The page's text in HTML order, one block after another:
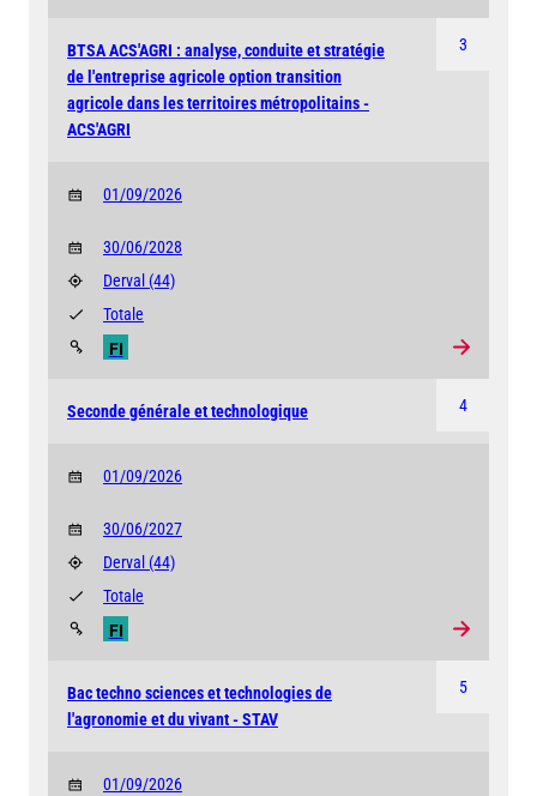
3
BTSA ACS'AGRI : analyse, conduite et stratégie
de l'entreprise agricole option transition
agricole dans les territoires métropolitains -
ACS'AGRI
01/09/2026
30/06/2028
Derval (44)
FI
Totale
4
Seconde générale et technologique
01/09/2026
30/06/2027
Derval (44)
FI
Totale
5
Bac techno sciences et technologies de
l'agronomie et du vivant - STAV
01/09/2026